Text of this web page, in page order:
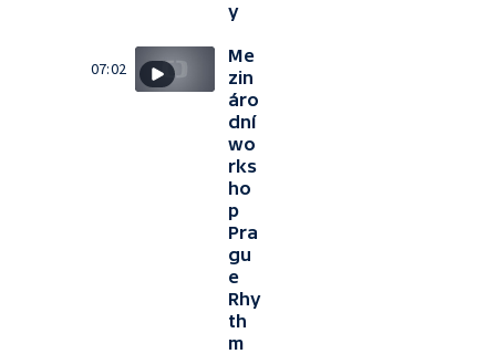
y
07:02
Me
zin
áro
dní
wo
rks
ho
p
Pra
gu
e
Rhy
th
m